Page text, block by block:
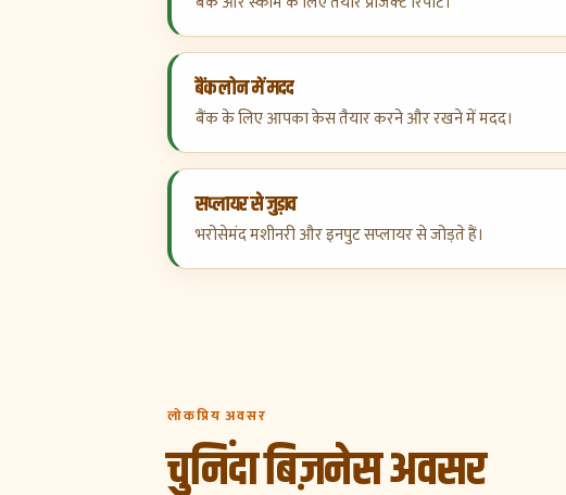
बैंक लोन में मदद
बैंक के लिए आपका केस तैयार करने और रखने में मदद।
सप्लायर से जुड़ाव
भरोसेमंद मशीनरी और इनपुट सप्लायर से जोड़ते हैं।
लोकप्रिय अवसर
चुनिंदा बिज़नेस अवसर